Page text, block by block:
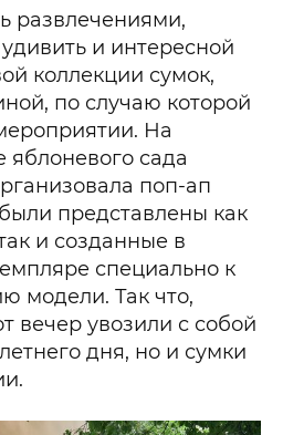
развлечениями,
и интересной
коллекции сумок,
по случаю которой
На
сада
поп-ап
были представлены как
и созданные в
специально к
модели. Так что,
вечер увозили с собой
дня, но и сумки